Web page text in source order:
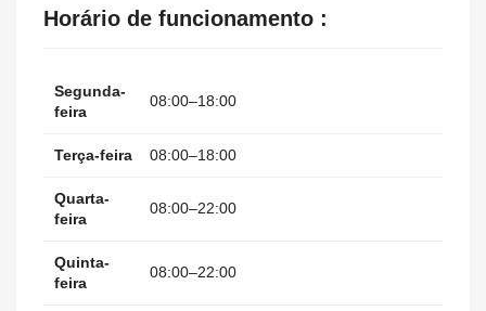
Horário de funcionamento :
Segunda-
feira
08:00–18:00
Terça-feira 08:00–18:00
Quarta-
feira
08:00–22:00
Quinta-
feira
08:00–22:00